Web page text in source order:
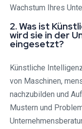
Wachstum Ihres
2. Was ist
wird sie in der
eingesetzt?
Künstliche
von Maschinen,
nachzubilden und
Mustern und